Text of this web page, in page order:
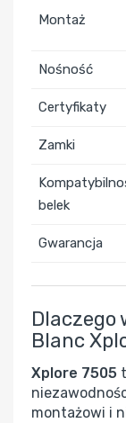
Montaż
Nośność
Certyfikaty
Zamki
belek
Gwarancja
Dlaczego
Blanc
Xplore 7505
montażowi i